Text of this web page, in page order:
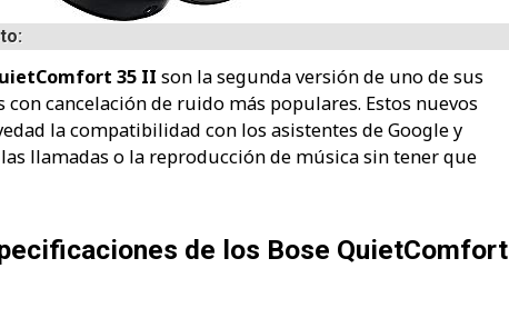
35 II son la segunda versión de uno de sus
cancelación de ruido más populares. Estos nuevos
la compatibilidad con los asistentes de Google y
llamadas o la reproducción de música sin tener que
de los Bose QuietComfort